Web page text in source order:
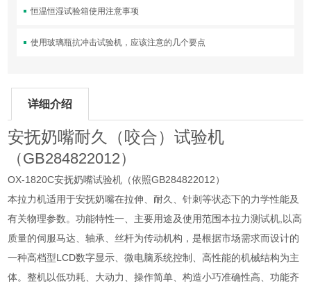
恒温恒湿试验箱使用注意事项
使用玻璃瓶抗冲击试验机，应该注意的几个要点
详细介绍
安抚奶嘴耐久（咬合）试验机
（GB284822012）
OX-1820C安抚奶嘴试验机（依照GB284822012）
本拉力机适用于安抚奶嘴在拉伸、耐久、针刺等状态下的力学性能及
有关物理参数。功能特性一、主要用途及使用范围​本拉力测试机,以高
质量的伺服马达、轴承、丝杆为传动机构，是根据市场需求而设计的
一种高档型LCD数字显示、微电脑系统控制、高性能的机械结构为主
体。整机以低功耗、大动力、操作简单、构造小巧准确性高、功能齐